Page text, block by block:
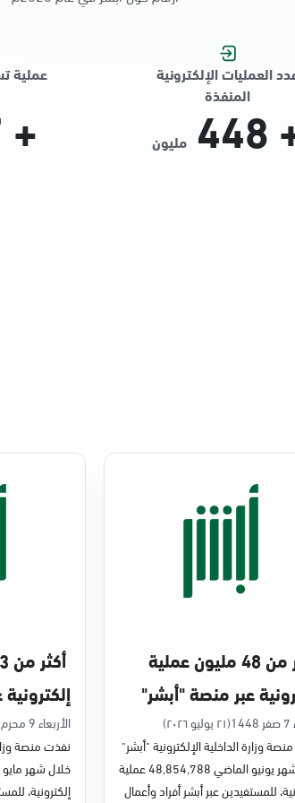
العمليات الإلكترونية
المنفذة
448 مليون
عملية
+
أكثر من 48 مليون عملية
عبر منصة "أبشر"
2026م
(٢١ يوليو ٢٠٢٦)
وزارة الداخلية الإلكترونية "أبشر"
خلال شهر يونيو الماضي 48,854,788 عملية
للمستفيدين عبر أبشر أفراد وأعمال
في مايو 2026م
الأربعاء 9 محرم 1448
نفذت منصة
إلكترونية،